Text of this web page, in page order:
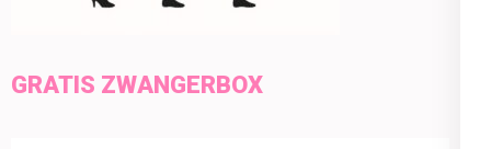
GRATIS ZWANGERBOX